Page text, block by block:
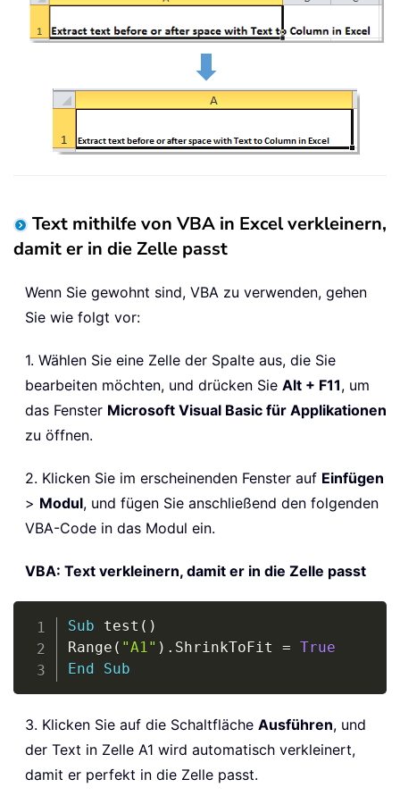
Text mithilfe von VBA in Excel verkleinern,
damit er in die Zelle passt
Wenn Sie gewohnt sind, VBA zu verwenden, gehen
Sie wie folgt vor:
1. Wählen Sie eine Zelle der Spalte aus, die Sie
bearbeiten möchten, und drücken Sie Alt + F11, um
das Fenster Microsoft Visual Basic für Applikationen
zu öffnen.
2. Klicken Sie im erscheinenden Fenster auf Einfügen
> Modul, und fügen Sie anschließend den folgenden
VBA-Code in das Modul ein.
VBA: Text verkleinern, damit er in die Zelle passt
Sub test ( )
Range ( "A1" ) . ShrinkToFit = True
End
Sub
3. Klicken Sie auf die Schaltfläche Ausführen, und
der Text in Zelle A1 wird automatisch verkleinert,
damit er perfekt in die Zelle passt.